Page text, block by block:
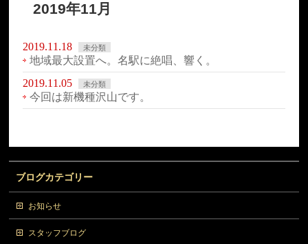
2019年11月
2019.11.18 未分類
地域最大設置へ。名駅に絶唱、響く。
2019.11.05
未分類
今回は新機種沢山です。
ブログカテゴリー
お知らせ
スタッフブログ